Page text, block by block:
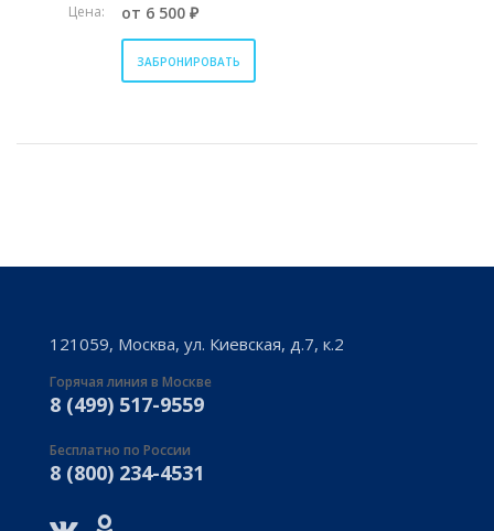
Цена: от 6 500 ₽
ЗАБРОНИРОВАТЬ
121059, Москва, ул. Киевская, д.7, к.2
Горячая линия в Москве
8 (499) 517-9559
Бесплатно по России
8 (800) 234-4531